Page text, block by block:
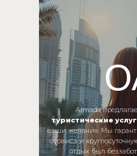
Armada
туристические
ваши желания. Мы
сервиса и
отдых был